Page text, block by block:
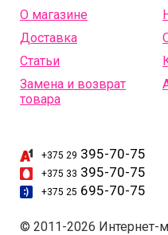
+375 29 395-70-75
+375 33 395-70-75
+375 25 695-70-75
О магазине
Доставка
Статьи
Замена и возврат
товара
© 2011-2026 Интернет-